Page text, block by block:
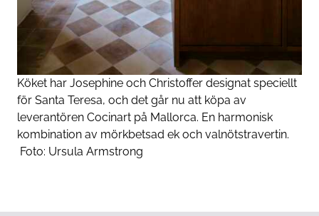
Köket har Josephine och Christoffer designat speciellt
för Santa Teresa, och det går nu att köpa av
leverantören Cocinart på Mallorca. En harmonisk
kombination av mörkbetsad ek och valnötstravertin.
Foto: Ursula Armstrong